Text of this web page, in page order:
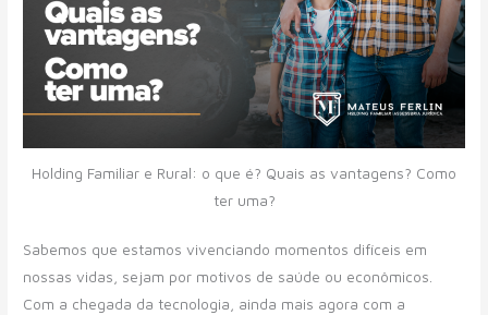
Holding Familiar e Rural: o que é? Quais as vantagens? Como
ter uma?
Sabemos que estamos vivenciando momentos difíceis em
nossas vidas, sejam por motivos de saúde ou econômicos.
Com a chegada da tecnologia, ainda mais agora com a